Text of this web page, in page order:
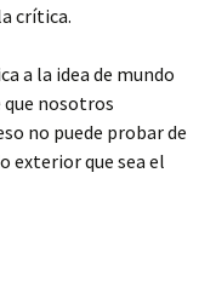
crítica.
a la idea de mundo
que nosotros
no puede probar de
exterior que sea el